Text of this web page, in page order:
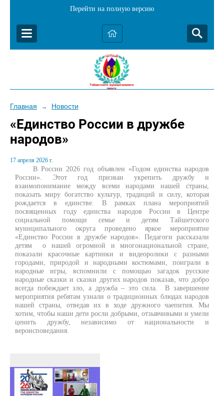
Перейти на полную версию
Главная → Новости
«Единство России в дружбе
народов»
17 апреля 2026 г.
В России 2026 год объявлен «Годом единства народов
России». Этот год призван укрепить дружбу и
взаимопонимание между всеми народами нашей страны,
показать миру богатство культур, традиций и силу, которая
рождается в единстве. В рамках плана мероприятий
посвященных году единства народов России в Центре
социальной помощи семье и детям Тайшетского
муниципального округа проведено яркое мероприятие
«Единство России в дружбе народов». Педагоги рассказали
детям о нашей огромной и многонациональной стране,
показали красочные картинки и видеоролики с разными
городами, природой и народными костюмами, поиграли в
народные игры, вспомнили с помощью загадок русские
народные сказки и сказки других народов показав, что добро
всегда побеждает зло, а дружба – это сила. В завершение
мероприятия ребятам узнали о традиционных блюдах народов
нашей страны, отведав их в ходе дружного чаепития. Мы
хотим, чтобы наши дети росли добрыми, отзывчивыми и умели
ценить дружбу, независимо от национальности и
вероисповедания.